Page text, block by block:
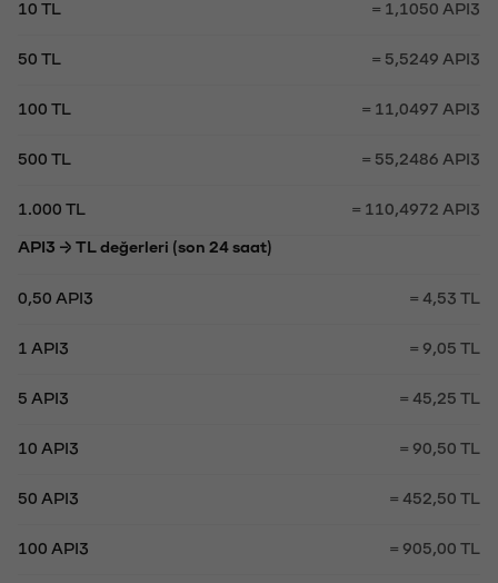
10 TL = 1,1050 API3
50 TL = 5,5249 API3
100 TL = 11,0497 API3
500 TL = 55,2486 API3
1.000 TL = 110,4972 API3
API3 → TL değerleri (son 24 saat)
0,50 API3 = 4,53 TL
1 API3 = 9,05 TL
5 API3 = 45,25 TL
10 API3 = 90,50 TL
50 API3 = 452,50 TL
100 API3 = 905,00 TL